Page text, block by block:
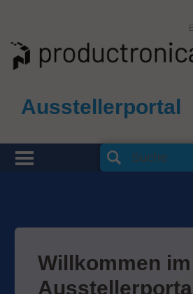
Ausstellerportal
Willkommen im